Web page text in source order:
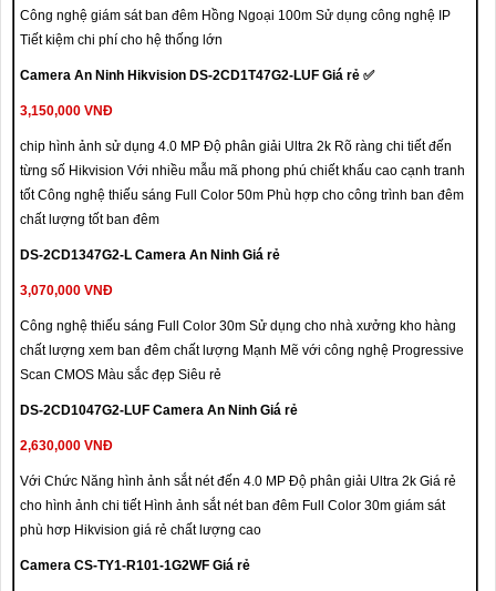
Công nghệ giám sát ban đêm Hồng Ngoại 100m Sử dụng công nghệ IP
Tiết kiệm chi phí cho hệ thống lớn
Camera An Ninh Hikvision DS-2CD1T47G2-LUF Giá rẻ ✅
3,150,000 VNĐ
chip hình ảnh sử dụng 4.0 MP Độ phân giải Ultra 2k Rõ ràng chi tiết đến
từng số Hikvision Với nhiều mẫu mã phong phú chiết khấu cao cạnh tranh
tốt Công nghệ thiếu sáng Full Color 50m Phù hợp cho công trình ban đêm
chất lượng tốt ban đêm
DS-2CD1347G2-L Camera An Ninh Giá rẻ
3,070,000 VNĐ
Công nghệ thiếu sáng Full Color 30m Sử dụng cho nhà xưởng kho hàng
chất lượng xem ban đêm chất lượng Mạnh Mẽ với công nghệ Progressive
Scan CMOS Màu sắc đẹp Siêu rẻ
DS-2CD1047G2-LUF Camera An Ninh Giá rẻ
2,630,000 VNĐ
Với Chức Năng hình ảnh sắt nét đến 4.0 MP Độ phân giải Ultra 2k Giá rẻ
cho hình ảnh chi tiết Hình ảnh sắt nét ban đêm Full Color 30m giám sát
phù hơp Hikvision giá rẻ chất lượng cao
Camera CS-TY1-R101-1G2WF Giá rẻ